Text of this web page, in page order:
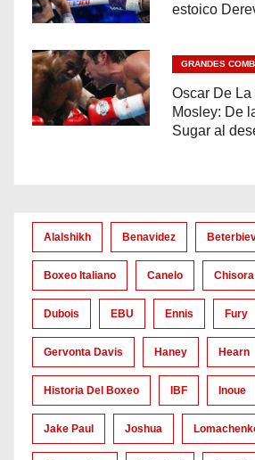
estoico
GRANDES
Oscar De
Mosley: De
Sugar al
Alalshikh Benavidez
Boxeo Italiano Canelo Chisora
Dubois EBU Ennis Fury
Gervonta Davis Haney Hearn
Historia Del Boxeo IBF Inoue
Jake Paul Joshua